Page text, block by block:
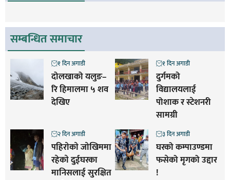
सम्बन्धित समाचार
दोलखाको यलुङ–
रि हिमालमा ५ शव
देखिए
१ दिन अगाडी
दुर्गमको
विद्यालयलाई
पोशाक र स्टेशनरी
सामग्री
१ दिन अगाडी
पहिराेकाे जाेखिममा
रहेकाे दुईघरका
मानिसलाई सुरक्षित
२ दिन अगाडी
घरको कम्पाउण्डमा
फसेको मृगको उद्दार
!
३ दिन अगाडी